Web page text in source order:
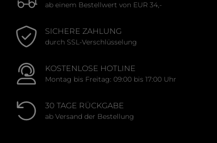
ab einem Bestellwert von EUR 34,-
SICHERE ZAHLUNG
durch SSL-Verschlüsselung
KOSTENLOSE HOTLINE
Montag bis Freitag: 09:00 bis 17:00 Uhr
30 TAGE RÜCKGABE
ab Versand der Bestellung